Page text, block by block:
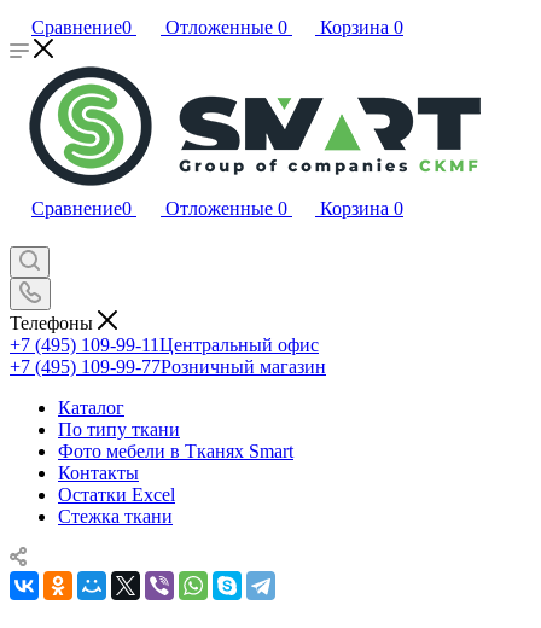
Сравнение0 Отложенные 0 Корзина 0
Сравнение0 Отложенные 0 Корзина 0
Телефоны
+7 (495) 109-99-11Центральный офис
+7 (495) 109-99-77Розничный магазин
Каталог
По типу ткани
Фото мебели в Тканях Smart
Контакты
Остатки Excel
Стежка ткани